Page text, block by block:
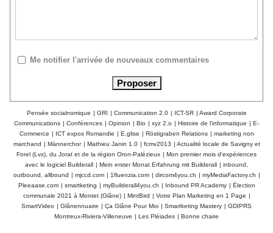
Me notifier l'arrivée de nouveaux commentaires
Pensée socialnomique | GRI | Communication 2.0 | ICT-SR | Award Corporate
Communications | Conférences | Opinion | Bio | xyz 2.o | Histoire de l'informatique | E-
Commerce | ICT expos Romandie | E.glise | Röstigraben Relations | marketing non
marchand | Männerchor | Mathieu Janin 1.0 | fcmv2013 | Actualité locale de Savigny et
Forel (Lvx), du Jorat et de la région Oron-Palézieux | Mon premier mois d'expériences
avec le logiciel Builderall | Mein erster Monat Erfahrung mit Builderall | inbound,
outbound, allbound | mjccd.com | 1fluenzia.com | dircom4you.ch | myMediaFactory.ch |
Pleeaase.com | smartketing | myBuilderall4you.ch | Inbound PR Academy | Élection
communale 2021 à Montet (Glâne) | MintBird | Votre Plan Marketing en 1 Page |
SmartVideo | Glânennuaire | Ça Glâne Pour Moi | Smartketing Mastery | GDIPRS
Montreux-Riviera-Villeneuve | Les Pléiades | Bonne chaire